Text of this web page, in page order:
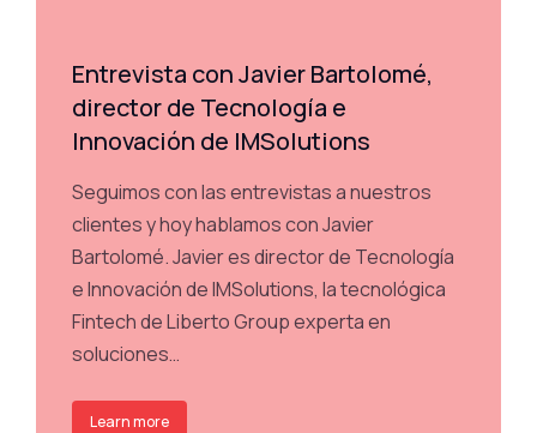
Entrevista con Javier Bartolomé,
director de Tecnología e
Innovación de IMSolutions
Seguimos con las entrevistas a nuestros
clientes y hoy hablamos con Javier
Bartolomé. Javier es director de Tecnología
e Innovación de IMSolutions, la tecnológica
Fintech de Liberto Group experta en
soluciones…
Learn more